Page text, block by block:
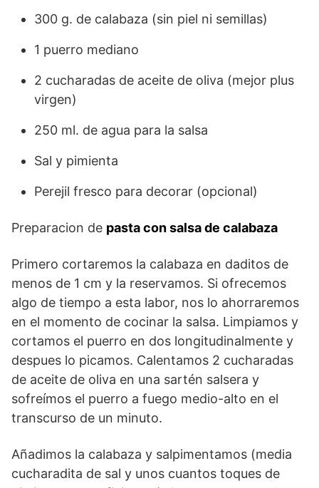
300 g. de calabaza (sin piel ni semillas)
1 puerro mediano
2 cucharadas de aceite de oliva (mejor plus
virgen)
250 ml. de agua para la salsa
Sal y pimienta
Perejil fresco para decorar (opcional)
Preparacion de pasta con salsa de calabaza
Primero cortaremos la calabaza en daditos de
menos de 1 cm y la reservamos. Si ofrecemos
algo de tiempo a esta labor, nos lo ahorraremos
en el momento de cocinar la salsa. Limpiamos y
cortamos el puerro en dos longitudinalmente y
despues lo picamos. Calentamos 2 cucharadas
de aceite de oliva en una sartén salsera y
sofreímos el puerro a fuego medio-alto en el
transcurso de un minuto.
Añadimos la calabaza y salpimentamos (media
cucharadita de sal y unos cuantos toques de